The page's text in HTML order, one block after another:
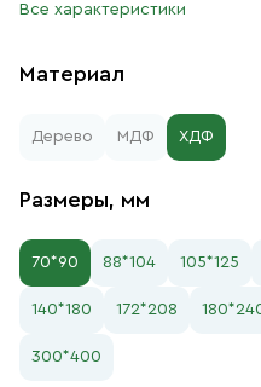
Все характеристики
Материал
Дерево МДФ ХДФ
Размеры, мм
70*90 88*104 105*125
140*180 172*208
300*400